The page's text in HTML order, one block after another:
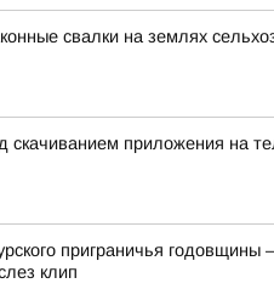
свалки на землях
скачиванием приложения на
приграничья
клип